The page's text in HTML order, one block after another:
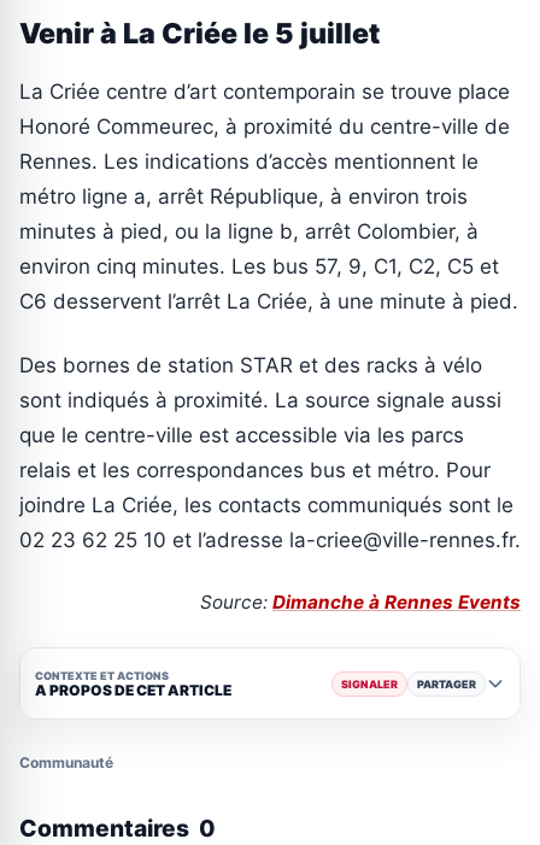
Venir à La Criée le 5 juillet
La Criée centre d’art contemporain se trouve place
Honoré Commeurec, à proximité du centre-ville de
Rennes. Les indications d’accès mentionnent le
métro ligne a, arrêt République, à environ trois
minutes à pied, ou la ligne b, arrêt Colombier, à
environ cinq minutes. Les bus 57, 9, C1, C2, C5 et
C6 desservent l’arrêt La Criée, à une minute à pied.
Des bornes de station STAR et des racks à vélo
sont indiqués à proximité. La source signale aussi
que le centre-ville est accessible via les parcs
relais et les correspondances bus et métro. Pour
joindre La Criée, les contacts communiqués sont le
02 23 62 25 10 et l’adresse la-criee@ville-rennes.fr.
Source: Dimanche à Rennes Events
CONTEXTE ET ACTIONS
A PROPOS DE CET ARTICLE SIGNALER PARTAGER
Communauté
Commentaires 0